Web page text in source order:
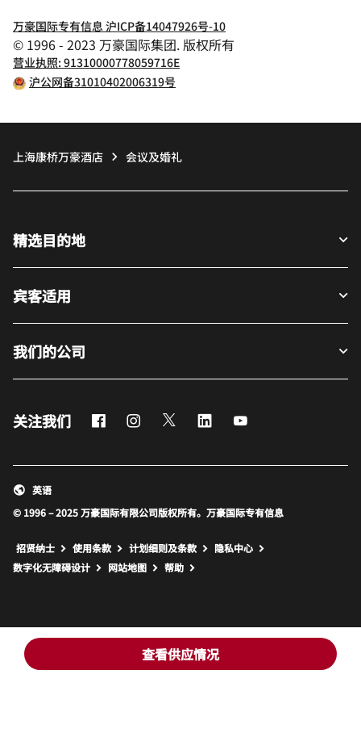
查看供应情况
万豪国际专有信息 沪ICP备14047926号-10
© 1996 - 2023 万豪国际集团. 版权所有
营业执照: 91310000778059716E
沪公网备31010402006319号
上海康桥万豪酒店 会议及婚礼
精选目的地
宾客适用
我们的公司
关注我们 FacebookInstagram
Twitter LinkedIn
© 1996 – 2025 万豪国际有限公司版权所有。万豪国际专有信息
英语
招贤纳士 使用条款 计划细则及条款
隐私中心
数字化无障碍设计
网站地图 打开新窗口
帮助